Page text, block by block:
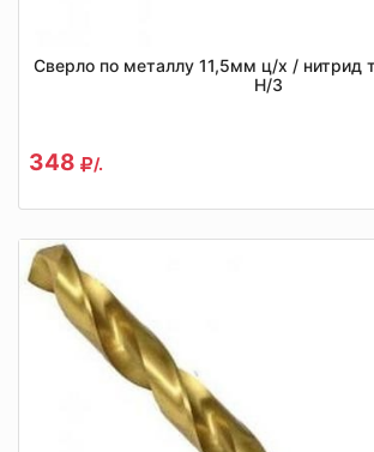
Сверло по металлу 11,5мм ц/х / нитрид
Н/З
348 /.